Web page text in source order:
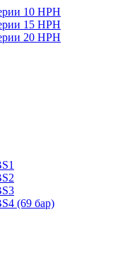
10 HPH
15 HPH
20 HPH
(69 бар)